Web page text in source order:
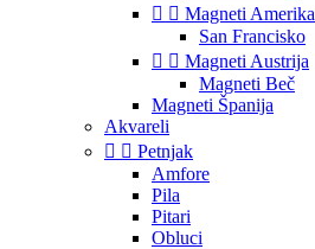
  Magneti Amerika
San Francisko
  Magneti Austrija
Magneti Beč
Magneti Španija
Akvareli
  Petnjak
Amfore
Pila
Pitari
Obluci